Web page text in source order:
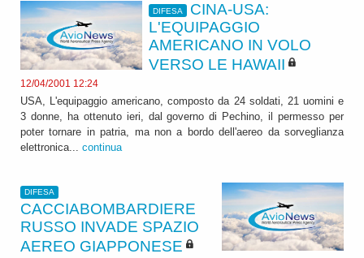
DIFESA
CINA-USA:
L'EQUIPAGGIO
AMERICANO IN VOLO
VERSO LE HAWAII
12/04/2001 12:24
USA, L'equipaggio americano, composto da 24 soldati, 21 uomini e
3 donne, ha ottenuto ieri, dal governo di Pechino, il permesso per
poter tornare in patria, ma non a bordo dell'aereo da sorveglianza
elettronica... continua
DIFESA
CACCIABOMBARDIERE
RUSSO INVADE SPAZIO
AEREO GIAPPONESE